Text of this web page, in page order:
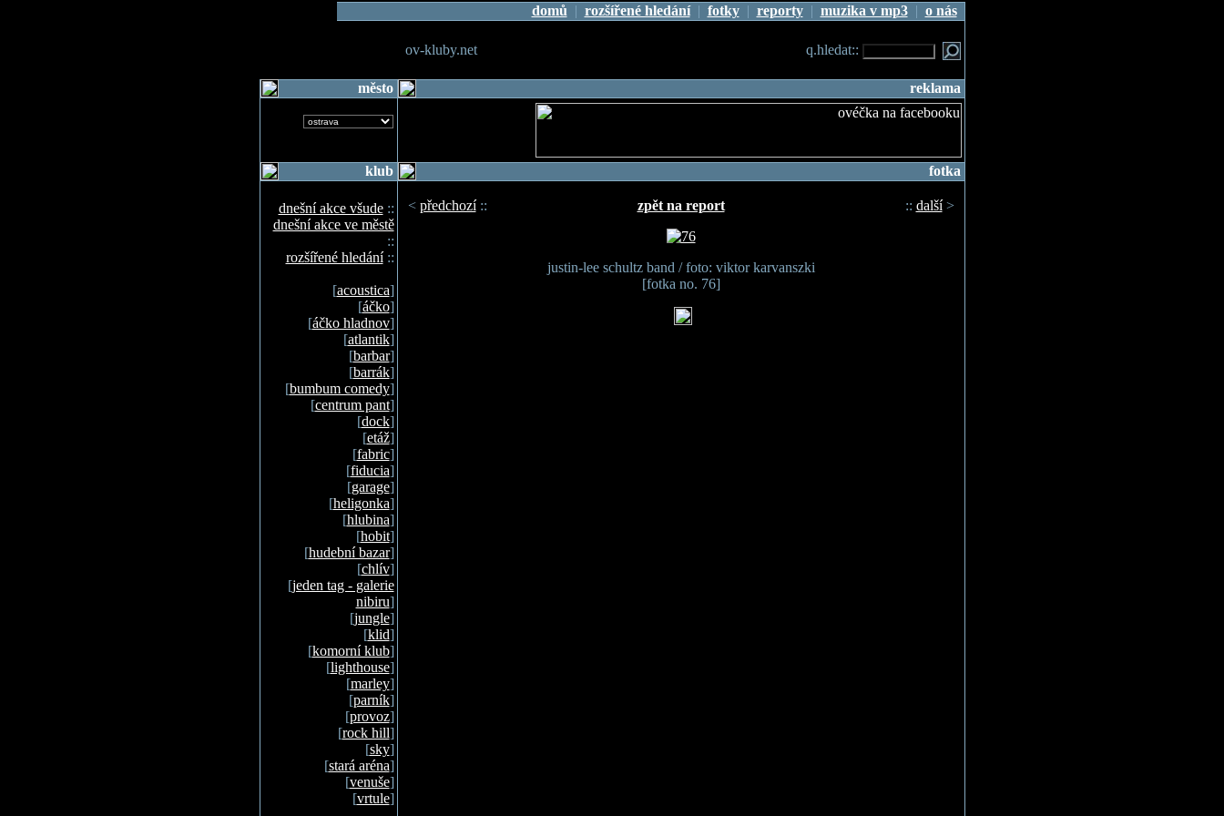
domů | rozšířené hledání| fotky| reporty| muzika v mp3| o nás
ov-kluby.net q.hledat::
město reklama
klub
dnešní akce všude::
dnešní akce ve městě
::
rozšířené hledání::
[acoustica]
[áčko]
[áčko hladnov]
[atlantik]
[barbar]
[barrák]
[bumbum comedy]
[centrum pant]
[dock]
[etáž]
[fabric]
[fiducia]
[garage]
[heligonka]
[hlubina]
[hobit]
[hudební bazar]
[chlív]
[jeden tag - galerie
nibiru]
[jungle]
[klid]
[komorní klub]
[lighthouse]
[marley]
[parník]
[provoz]
[rock hill]
[sky]
[stará aréna]
[venuše]
[vrtule]
fotka
< předchozí:: zpět na report :: další>
justin-lee schultz band / foto: viktor karvanszki
[fotka no. 76]